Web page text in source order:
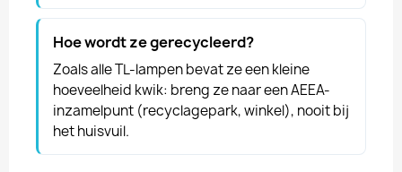
Hoe wordt ze gerecycleerd?
Zoals alle TL-lampen bevat ze een kleine
hoeveelheid kwik: breng ze naar een AEEA-
inzamelpunt (recyclagepark, winkel), nooit bij
het huisvuil.